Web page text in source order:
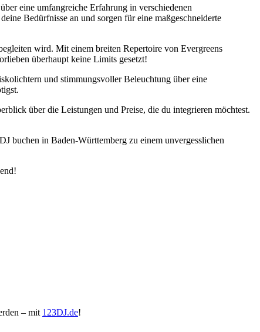
eine umfangreiche Erfahrung in verschiedenen
Bedürfnisse an und sorgen für eine maßgeschneiderte
wird. Mit einem breiten Repertoire von Evergreens
überhaupt keine Limits gesetzt!
und stimmungsvoller Beleuchtung über eine
über die Leistungen und Preise, die du integrieren möchtest.
buchen in Baden-Württemberg zu einem unvergesslichen
– mit 123DJ.de!